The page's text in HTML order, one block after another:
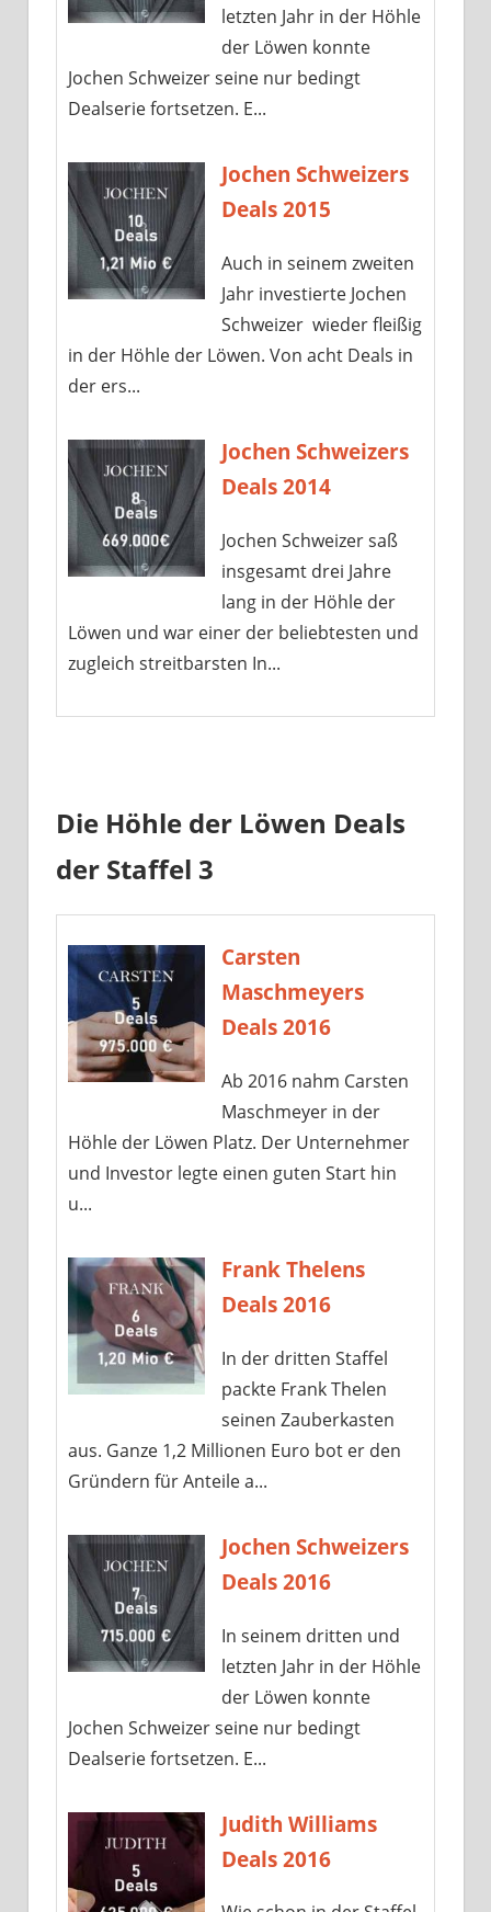
letzten Jahr in der Höhle
der Löwen konnte
Jochen Schweizer seine nur bedingt
Dealserie fortsetzen. E...
Jochen Schweizers
Deals 2015
Auch in seinem zweiten
Jahr investierte Jochen
Schweizer wieder fleißig
in der Höhle der Löwen. Von acht Deals in
der ers...
Jochen Schweizers
Deals 2014
Jochen Schweizer saß
insgesamt drei Jahre
lang in der Höhle der
Löwen und war einer der beliebtesten und
zugleich streitbarsten In...
Die Höhle der Löwen Deals
der Staffel 3
Carsten
Maschmeyers
Deals 2016
Ab 2016 nahm Carsten
Maschmeyer in der
Höhle der Löwen Platz. Der Unternehmer
und Investor legte einen guten Start hin
u...
Frank Thelens
Deals 2016
In der dritten Staffel
packte Frank Thelen
seinen Zauberkasten
aus. Ganze 1,2 Millionen Euro bot er den
Gründern für Anteile a...
Jochen Schweizers
Deals 2016
In seinem dritten und
letzten Jahr in der Höhle
der Löwen konnte
Jochen Schweizer seine nur bedingt
Dealserie fortsetzen. E...
Judith Williams
Deals 2016